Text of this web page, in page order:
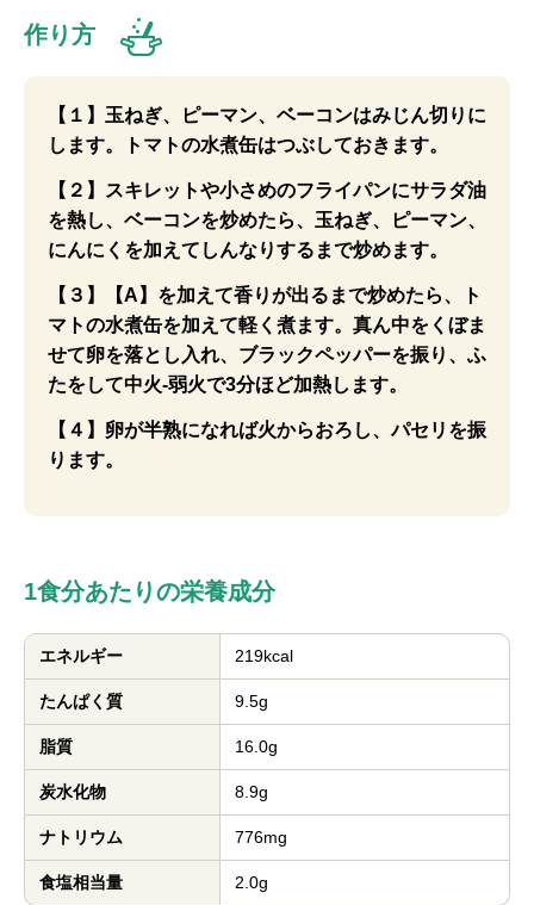
作り方
【１】玉ねぎ、ピーマン、ベーコンはみじん切りに
します。トマトの水煮缶はつぶしておきます。
【２】スキレットや小さめのフライパンにサラダ油
を熱し、ベーコンを炒めたら、玉ねぎ、ピーマン、
にんにくを加えてしんなりするまで炒めます。
【３】【A】を加えて香りが出るまで炒めたら、ト
マトの水煮缶を加えて軽く煮ます。真ん中をくぼま
せて卵を落とし入れ、ブラックペッパーを振り、ふ
たをして中火-弱火で3分ほど加熱します。
【４】卵が半熟になれば火からおろし、パセリを振
ります。
1食分あたりの栄養成分
エネルギー 219kcal
たんぱく質 9.5g
脂質 16.0g
炭水化物 8.9g
ナトリウム 776mg
食塩相当量 2.0g